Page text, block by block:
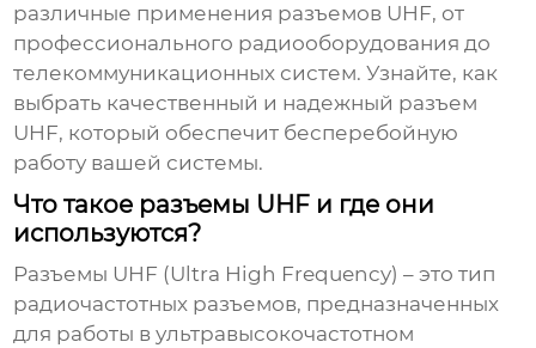
различные применения разъемов UHF, от
профессионального радиооборудования до
телекоммуникационных систем. Узнайте, как
выбрать качественный и надежный разъем
UHF, который обеспечит бесперебойную
работу вашей системы.
Что такое разъемы UHF и где они
используются?
Разъемы UHF (Ultra High Frequency) – это тип
радиочастотных разъемов, предназначенных
для работы в ультравысокочастотном